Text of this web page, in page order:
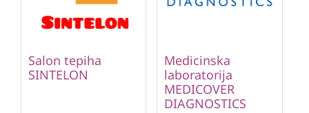
Salon tepiha
SINTELON
Medicinska
laboratorija
MEDICOVER
DIAGNOSTICS